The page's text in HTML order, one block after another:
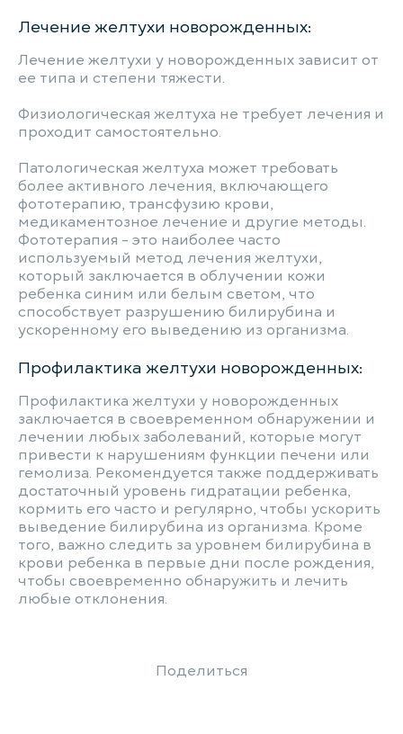
Лечение желтухи новорожденных:
Лечение желтухи у новорожденных зависит от
ее типа и степени тяжести.
Физиологическая желтуха не требует лечения и
проходит самостоятельно.
Патологическая желтуха может требовать
более активного лечения, включающего
фототерапию, трансфузию крови,
медикаментозное лечение и другие методы.
Фототерапия - это наиболее часто
используемый метод лечения желтухи,
который заключается в облучении кожи
ребенка синим или белым светом, что
способствует разрушению билирубина и
ускоренному его выведению из организма.
Профилактика желтухи новорожденных:
Профилактика желтухи у новорожденных
заключается в своевременном обнаружении и
лечении любых заболеваний, которые могут
привести к нарушениям функции печени или
гемолиза. Рекомендуется также поддерживать
достаточный уровень гидратации ребенка,
кормить его часто и регулярно, чтобы ускорить
выведение билирубина из организма. Кроме
того, важно следить за уровнем билирубина в
крови ребенка в первые дни после рождения,
чтобы своевременно обнаружить и лечить
любые отклонения.
Поделиться